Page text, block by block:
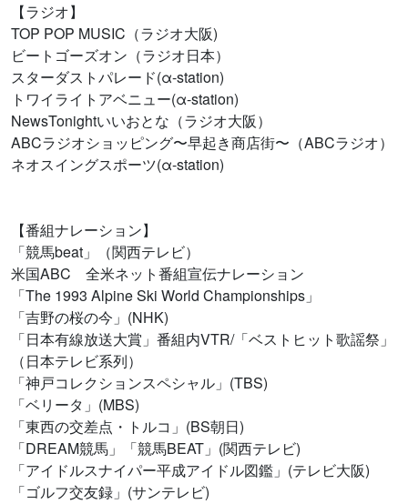
【ラジオ】
TOP POP MUSIC（ラジオ大阪)
ビートゴーズオン（ラジオ日本）
スターダストパレード(α-station)
トワイライトアベニュー(α-station)
NewsTonightいいおとな（ラジオ大阪）
ABCラジオショッピング〜早起き商店街〜（ABCラジオ）
ネオスイングスポーツ(α-station)
【番組ナレーション】
「競馬beat」（関西テレビ）
米国ABC 全米ネット番組宣伝ナレーション
「The 1993 Alpine Ski World Championships」
「吉野の桜の今」(NHK)
「日本有線放送大賞」番組内VTR/「ベストヒット歌謡祭」
（日本テレビ系列）
「神戸コレクションスペシャル」(TBS)
「ベリータ」(MBS)
「東西の交差点・トルコ」(BS朝日)
「DREAM競馬」「競馬BEAT」(関西テレビ)
「アイドルスナイパー平成アイドル図鑑」(テレビ大阪)
「ゴルフ交友録」(サンテレビ)